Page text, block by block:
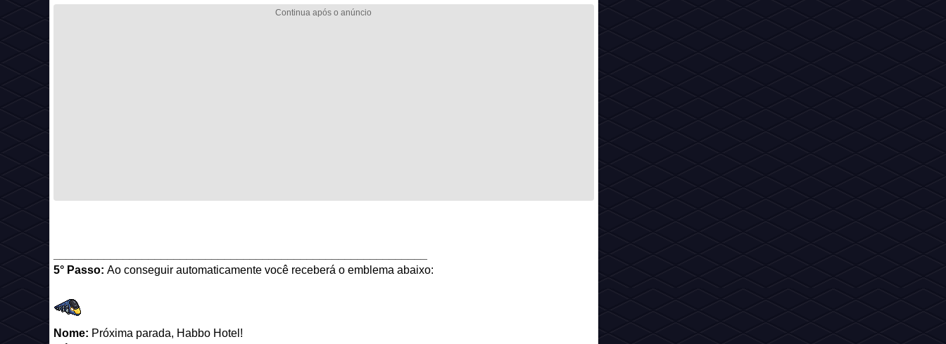
5° Passo: Ao conseguir automaticamente você receberá o emblema abaixo:
Nome: Próxima parada, Habbo Hotel!